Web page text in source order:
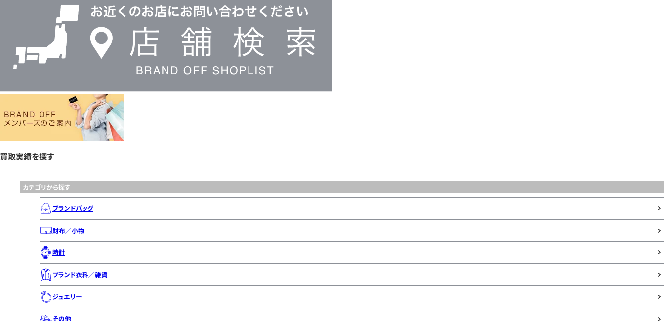
買取実績を探す
カテゴリから探す
ブランドバッグ
財布／小物
時計
ブランド衣料／雑貨
ジュエリー
その他